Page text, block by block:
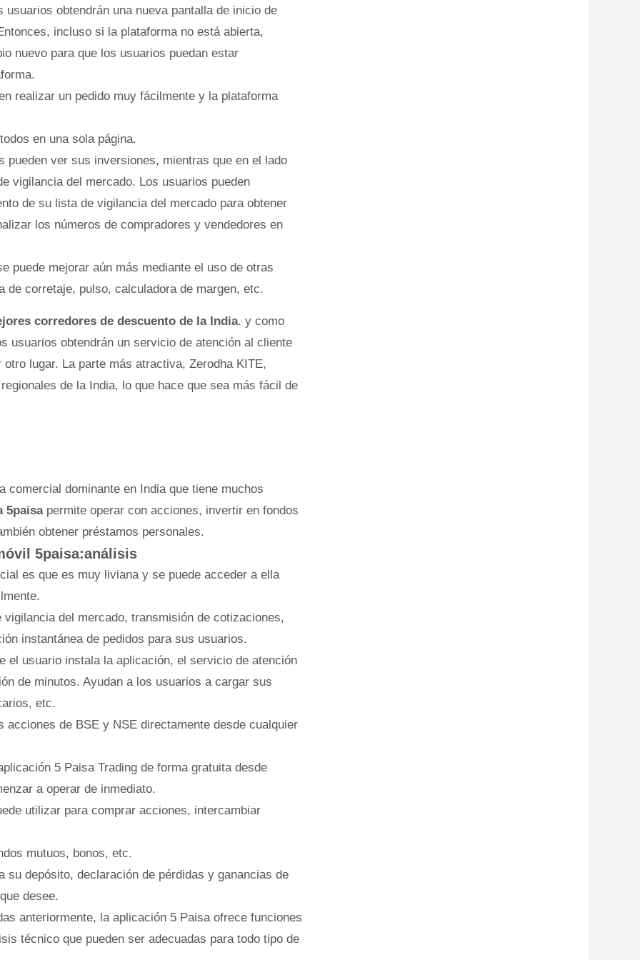
obtendrán una nueva pantalla de inicio de
incluso si la plataforma no está abierta,
nuevo para que los usuarios puedan estar
realizar un pedido muy fácilmente y la plataforma
en una sola página.
pueden ver sus inversiones, mientras que en el lado
vigilancia del mercado. Los usuarios pueden
de su lista de vigilancia del mercado para obtener
los números de compradores y vendedores en
puede mejorar aún más mediante el uso de otras
de corretaje, pulso, calculadora de margen, etc.
corredores de descuento de la India. y como
usuarios obtendrán un servicio de atención al cliente
lugar. La parte más atractiva, Zerodha KITE,
de la India, lo que hace que sea más fácil de
comercial dominante en India que tiene muchos
5paisapermite operar con acciones, invertir en fondos
obtener préstamos personales.
5paisa:análisis
es que es muy liviana y se puede acceder a ella
del mercado, transmisión de cotizaciones,
instantánea de pedidos para sus usuarios.
el usuario instala la aplicación, el servicio de atención
de minutos. Ayudan a los usuarios a cargar sus
etc.
de BSE y NSE directamente desde cualquier
5 Paisa Trading de forma gratuita desde
a operar de inmediato.
utilizar para comprar acciones, intercambiar
mutuos, bonos, etc.
su depósito, declaración de pérdidas y ganancias de
desee.
anteriormente, la aplicación 5 Paisa ofrece funciones
técnico que pueden ser adecuadas para todo tipo de